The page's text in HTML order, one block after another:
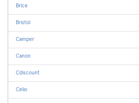
Brice
Bristol
Camper
Canon
Cdiscount
Celio